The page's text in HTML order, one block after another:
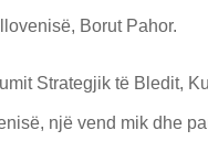
Borut Pahor.
Strategjik të Bledit,
një vend mik dhe